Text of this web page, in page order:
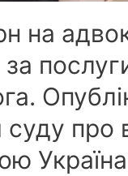
на
суду про
Україна